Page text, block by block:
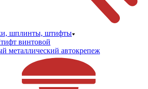
шплинты, штифты
винтовой
металлический автокрепеж